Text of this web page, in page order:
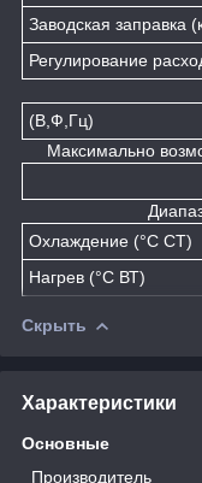
Заводская заправка
Регулирование
(В,Ф,Гц)
Максимально
Охлаждение (°C СТ)
Нагрев (°C ВТ)
Скрыть
Характеристики
Основные
Производитель